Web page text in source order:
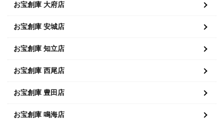
お宝創庫 大府店
お宝創庫 安城店
お宝創庫 知立店
お宝創庫 西尾店
お宝創庫 豊田店
お宝創庫 鳴海店